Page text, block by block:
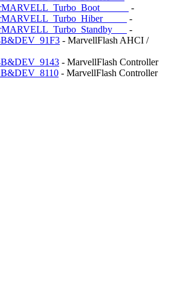
-
-
-
- MarvellFlash AHCI /
- MarvellFlash Controller
- MarvellFlash Controller